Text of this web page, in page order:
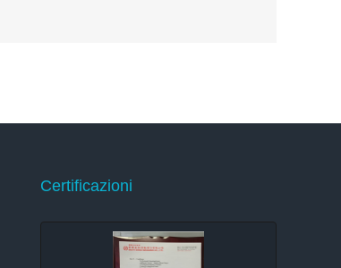
Certificazioni